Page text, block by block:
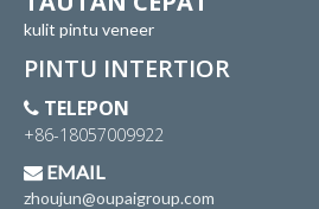
kulit pintu veneer
PINTU INTERTIOR
 TELEPON
+86-18057009922
 EMAIL
zhoujun@oupaigroup.com